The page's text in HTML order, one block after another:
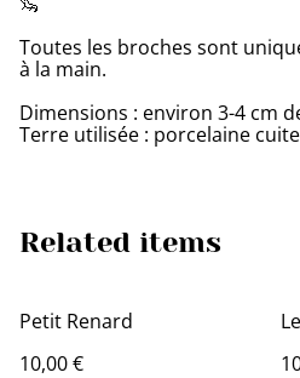
Toutes les broches sont
à la main.
Dimensions : environ 3-4 cm
Terre utilisée : porcelaine
Related items
Petit Renard
10,00 €